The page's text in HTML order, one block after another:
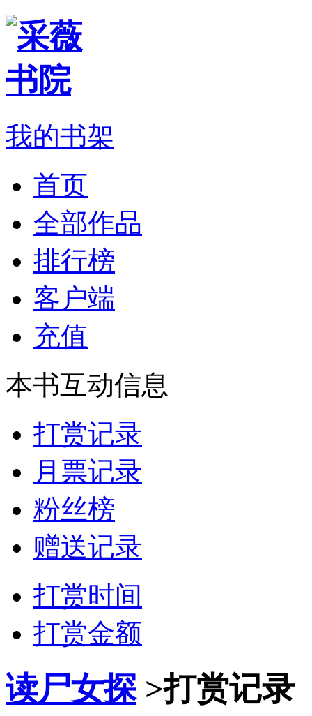
我的书架
首页
全部作品
排行榜
客户端
充值
本书互动信息
打赏记录
月票记录
粉丝榜
赠送记录
打赏时间
打赏金额
读尸女探 >打赏记录